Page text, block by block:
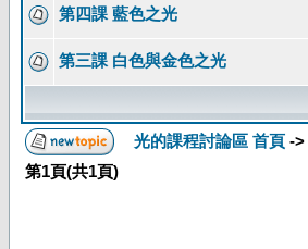
第四課 藍色之光
第三課 白色與金色之光
光的課程討論區 首頁 ->
第1頁(共1頁)